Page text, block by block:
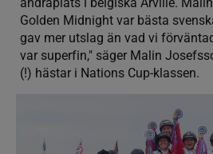
Golden Midnight var bästa
gav mer utslag än vad vi
var superfin," säger Malin
(!) hästar i Nations Cup-klassen.